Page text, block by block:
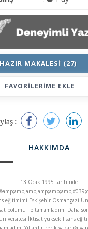
HAZIR MAKALESI (27)
FAVORILERIME EKLE
:
HAKKIMDA
13 Ocak 1995 tarihinde
eğitimimi Eskişehir Osmangazi
bölümü ile tamamladım. Daha
İktisat yüksek lisans